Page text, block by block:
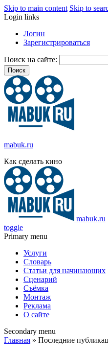
Skip to main content Skip to
Login links
Логин
Зарегистрироваться
Поиск на сайте:
mabuk.ru
Как сделать кино
mabuk.ru
toggle
Primary menu
Услуги
Словарь
Статьи для начинающих
Сценарий
Съёмка
Монтаж
Реклама
О сайте
Secondary menu
Главная » Последние